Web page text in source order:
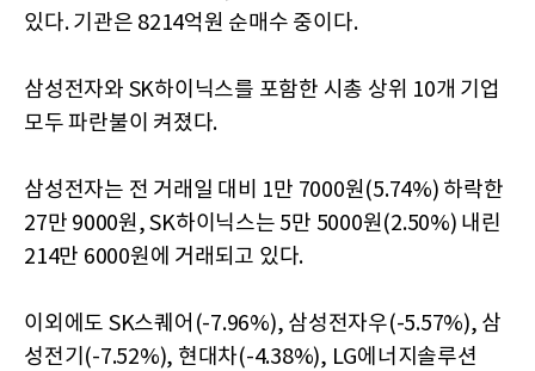
있다. 기관은 8214억원 순매수 중이다.
삼성전자와 SK하이닉스를 포함한 시총 상위 10개 기업
모두 파란불이 켜졌다.
삼성전자는 전 거래일 대비 1만 7000원(5.74%) 하락한
27만 9000원, SK하이닉스는 5만 5000원(2.50%) 내린
214만 6000원에 거래되고 있다.
이외에도 SK스퀘어(-7.96%), 삼성전자우(-5.57%), 삼
성전기(-7.52%), 현대차(-4.38%), LG에너지솔루션